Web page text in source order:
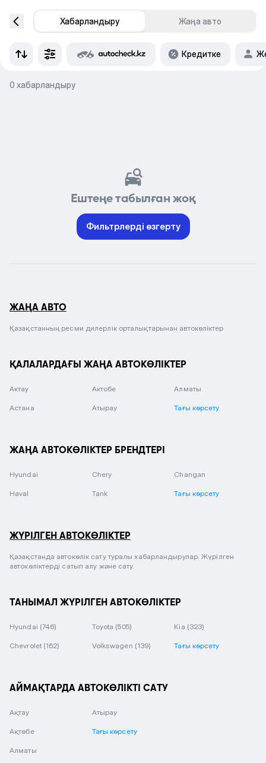
Хабарландыру Жаңа авто
Кредитке
0 хабарландыру
Ештеңе табылған жоқ
Фильтрлерді өзгерту
ЖАҢА АВТО
Қазақстанның ресми дилерлік орталықтарынан автокөліктер
ҚАЛАЛАРДАҒЫ ЖАҢА АВТОКӨЛІКТЕР
Актау Актобе Алматы
Астана Атырау Тағы көрсету
ЖАҢА АВТОКӨЛІКТЕР БРЕНДТЕРІ
Hyundai Chery Changan
Haval Tank Тағы көрсету
ЖҮРІЛГЕН АВТОКӨЛІКТЕР
Қазақстанда автокөлік сату туралы хабарландырулар. Жүрілген
автокөліктерді сатып алу және сату.
ТАНЫМАЛ ЖҮРІЛГЕН АВТОКӨЛІКТЕР
Hyundai (746) Toyota (505) Kia (323)
Chevrolet (162) Volkswagen (139) Тағы көрсету
АЙМАҚТАРДА АВТОКӨЛІКТІ САТУ
Ақтау
Ақтөбе
Алматы
Атырау
Тағы көрсету